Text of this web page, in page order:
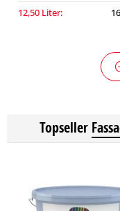
12,50 Liter:
Topseller